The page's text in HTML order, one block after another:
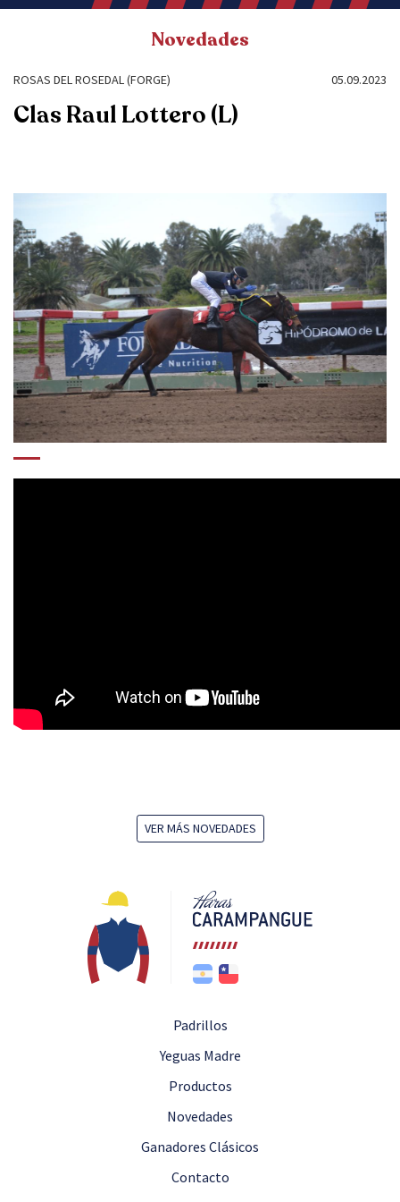
Novedades
ROSAS DEL ROSEDAL (FORGE) 05.09.2023
Clas Raul Lottero (L)
VER MÁS NOVEDADES
Padrillos
Yeguas Madre
Productos
Novedades
Ganadores Clásicos
Contacto